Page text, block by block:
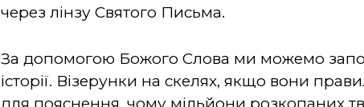
через лінзу Святого Письма.
За допомогою Божого Слова ми можемо
історії. Візерунки на скелях, якщо вони